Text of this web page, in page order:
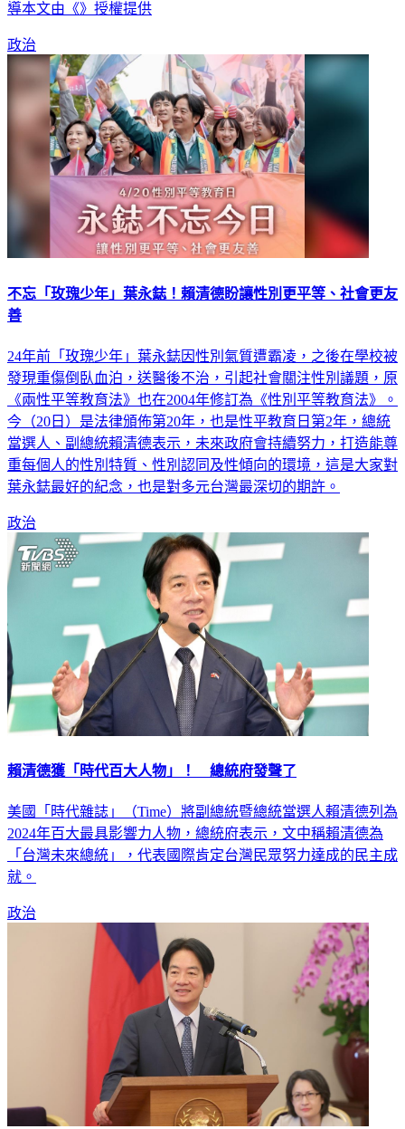
導本文由《》授權提供
政治
不忘「玫瑰少年」葉永鋕！賴清德盼讓性別更平等、社會更友
善
24年前「玫瑰少年」葉永鋕因性別氣質遭霸凌，之後在學校被
發現重傷倒臥血泊，送醫後不治，引起社會關注性別議題，原
《兩性平等教育法》也在2004年修訂為《性別平等教育法》。
今（20日）是法律頒佈第20年，也是性平教育日第2年，總統
當選人、副總統賴清德表示，未來政府會持續努力，打造能尊
重每個人的性別特質、性別認同及性傾向的環境，這是大家對
葉永鋕最好的紀念，也是對多元台灣最深切的期許。
政治
賴清德獲「時代百大人物」！ 總統府發聲了
美國「時代雜誌」（Time）將副總統暨總統當選人賴清德列為
2024年百大最具影響力人物，總統府表示，文中稱賴清德為
「台灣未來總統」，代表國際肯定台灣民眾努力達成的民主成
就。
政治